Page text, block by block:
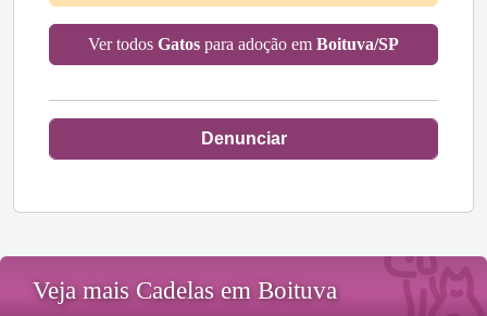
Ver todos Gatos para adoção em Boituva/SP
Denunciar
Veja mais Cadelas em Boituva